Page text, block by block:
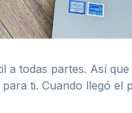
a todas partes. Así
ti. Cuando llegó el